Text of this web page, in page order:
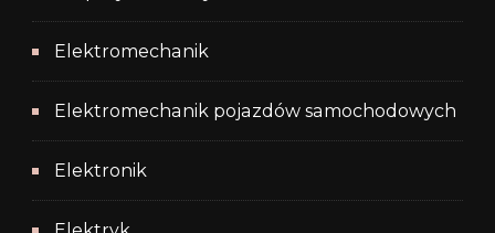
Elektromechanik
Elektromechanik pojazdów samochodowych
Elektronik